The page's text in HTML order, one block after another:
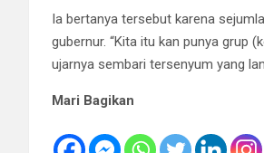
Ia bertanya tersebut karena
gubernur. “Kita itu kan punya grup
ujarnya sembari tersenyum yang
Mari Bagikan